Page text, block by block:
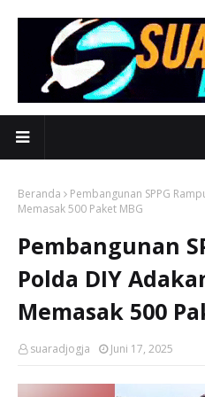
Beranda
Pembangunan SPPG
Memasak 500 Paket MBG
Pembangunan
Polda DIY
Memasak 500
suaradjogja Juni 17, 2025